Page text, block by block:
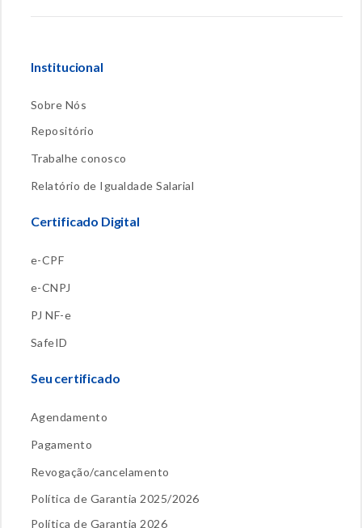
Institucional
Sobre Nós
Repositório
Trabalhe conosco
Relatório de Igualdade Salarial
Certificado Digital
e-CPF
e-CNPJ
PJ NF-e
SafeID
Seu certificado
Agendamento
Pagamento
Revogação/cancelamento
Política de Garantia 2025/2026
Política de Garantia 2026